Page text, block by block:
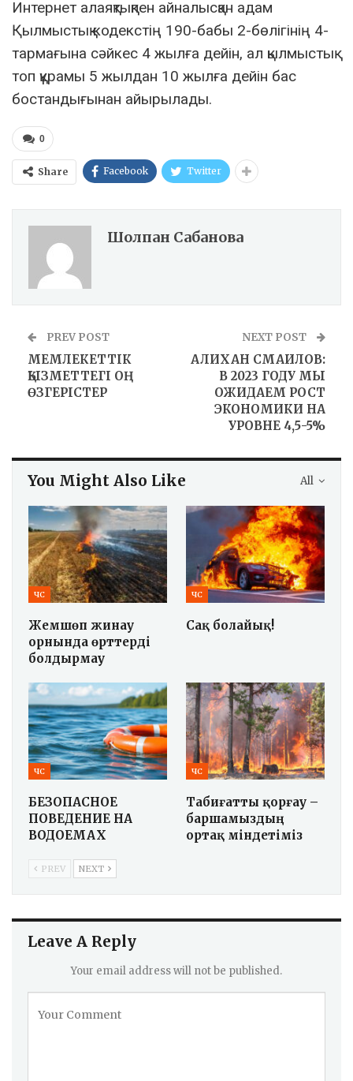
Интернет алаяқтықпен айналысқан адам
Қылмыстық кодекстің 190-бабы 2-бөлігінің 4-
тармағына сәйкес 4 жылға дейін, ал қылмыстық
топ құрамы 5 жылдан 10 жылға дейін бас
бостандығынан айырылады.
0
Share Facebook Twitter
Шолпан Сабанова
PREV POST
МЕМЛЕКЕТТІК
ҚЫЗМЕТТЕГІ ОҢ
ӨЗГЕРІСТЕР
NEXT POST
АЛИХАН СМАИЛОВ:
В 2023 ГОДУ МЫ
ОЖИДАЕМ РОСТ
ЭКОНОМИКИ НА
УРОВНЕ 4,5-5%
All
You Might Also Like
ЧС
Жемшөп жинау
орнында өрттерді
болдырмау
ЧС
Сақ болайық!
ЧС
БЕЗОПАСНОЕ
ПОВЕДЕНИЕ НА
ВОДОЕМАХ
ЧС
Табиғатты қорғау –
баршамыздың
ортақ міндетіміз
PREV NEXT
Leave A Reply
Your email address will not be published.